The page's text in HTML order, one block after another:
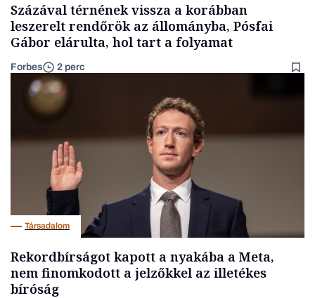
Százával térnének vissza a korábban
leszerelt rendőrök az állományba, Pósfai
Gábor elárulta, hol tart a folyamat
Forbes 2 perc
Társadalom
Rekordbírságot kapott a nyakába a Meta,
nem finomkodott a jelzőkkel az illetékes
bíróság